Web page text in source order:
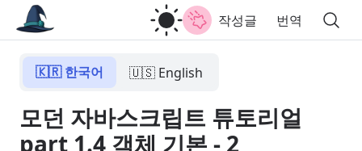
작성글 번역
🇰🇷 한국어 🇺🇸 English
모던 자바스크립트 튜토리얼
part 1.4 객체 기본 - 2